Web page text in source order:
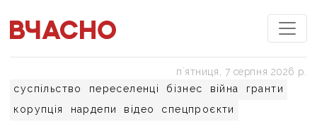
суспільство переселенці бізнес війна
гранти
корупція
нардепи відео спецпроєкти
пʼятниця, 7 серпня 2026 р.